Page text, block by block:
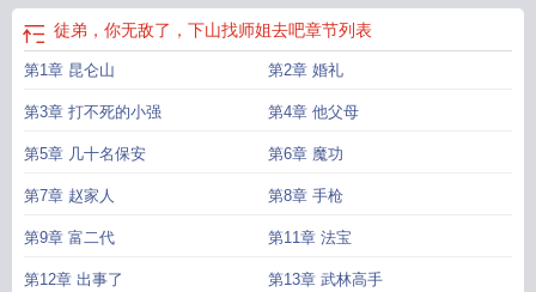
徒弟，你无敌了，下山找师姐去吧章节列表
第1章 昆仑山 第2章 婚礼
第3章 打不死的小强 第4章 他父母
第5章 几十名保安 第6章 魔功
第7章 赵家人 第8章 手枪
第9章 富二代 第11章 法宝
第12章 出事了 第13章 武林高手